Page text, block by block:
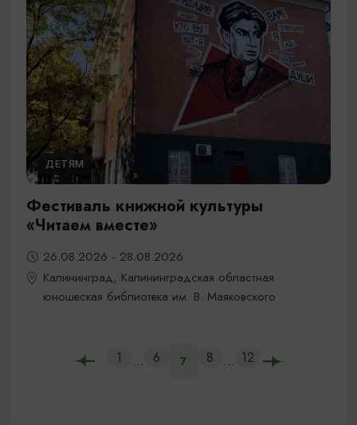
ДЕТЯМ
Фестиваль книжной культуры
«Читаем вместе»
26.08.2026 - 28.08.2026
Калининград, Калининградская областная
юношеская библиотека им. В. Маяковского
1 ... 6 7 8 ... 12